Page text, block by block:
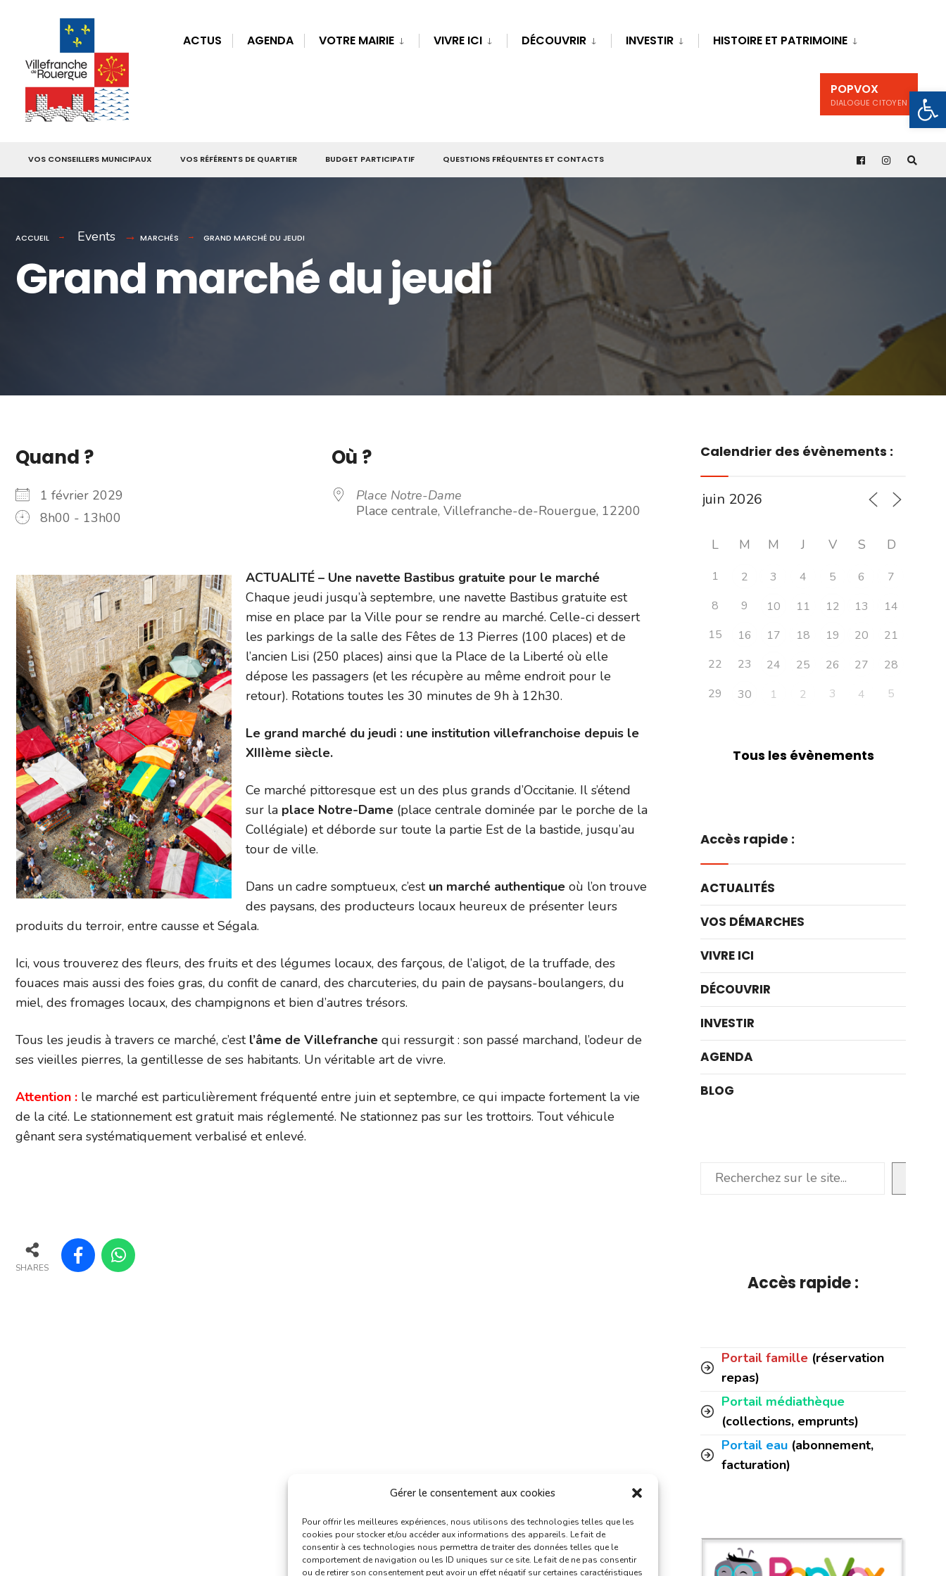
Gérer le consentement aux cookies
Pour offrir les meilleures expériences, nous utilisons des technologies telles que les
cookies pour stocker et/ou accéder aux informations des appareils. Le fait de
consentir à ces technologies nous permettra de traiter des données telles que le
comportement de navigation ou les ID uniques sur ce site. Le fait de ne pas consentir
ou de retirer son consentement peut avoir un effet négatif sur certaines caractéristiques
ACTUS AGENDA VOTRE MAIRIE VIVRE ICI DÉCOUVRIR INVESTIR HISTOIRE ET PATRIMOINE
POPVOX
DIALOGUE CITOYEN
VOS CONSEILLERS MUNICIPAUX VOS RÉFÉRENTS DE QUARTIER BUDGET PARTICIPATIF QUESTIONS FRÉQUENTES ET CONTACTS
ACCUEIL Events MARCHÉS GRAND MARCHÉ DU JEUDI
Grand marché du jeudi
Quand ?
1 février 2029
8h00 - 13h00
Où ?
Place Notre-Dame
Place centrale, Villefranche-de-Rouergue, 12200
ACTUALITÉ – Une navette Bastibus gratuite pour le marché
Chaque jeudi jusqu’à septembre, une navette Bastibus gratuite est
mise en place par la Ville pour se rendre au marché. Celle-ci dessert
les parkings de la salle des Fêtes de 13 Pierres (100 places) et de
l’ancien Lisi (250 places) ainsi que la Place de la Liberté où elle
dépose les passagers (et les récupère au même endroit pour le
retour). Rotations toutes les 30 minutes de 9h à 12h30.
Le grand marché du jeudi : une institution villefranchoise depuis le
XIIIème siècle.
Ce marché pittoresque est un des plus grands d’Occitanie. Il s’étend
sur la place Notre-Dame (place centrale dominée par le porche de la
Collégiale) et déborde sur toute la partie Est de la bastide, jusqu’au
tour de ville.
Dans un cadre somptueux, c’estun marché authentique où l’on trouve
des paysans, des producteurs locaux heureux de présenter leurs
produits du terroir, entre causse et Ségala.
Ici, vous trouverez des fleurs, des fruits et des légumes locaux, des farçous, de l’aligot, de la truffade, des
fouaces mais aussi des foies gras, du confit de canard, des charcuteries, du pain de paysans-boulangers, du
miel, des fromages locaux, des champignons et bien d’autres trésors.
Tous les jeudis à travers ce marché, c’est l’âme de Villefranche qui ressurgit : son passé marchand, l’odeur de
ses vieilles pierres, la gentillesse de ses habitants. Un véritable art de vivre.
Attention : le marché est particulièrement fréquenté entre juin et septembre, ce qui impacte fortement la vie
de la cité. Le stationnement est gratuit mais réglementé. Ne stationnez pas sur les trottoirs. Tout véhicule
gênant sera systématiquement verbalisé et enlevé.
SHARES
Calendrier des évènements :
L M M J V S D
1 2 3 4 5 6
7
8
9 10 11 12 13
14
15
16 17 18 19 20
21
22
23 24 25 26 27
28
29
30 1 2 3 4 5
Tous les évènements
Accès rapide :
ACTUALITÉS
VOS DÉMARCHES
VIVRE ICI
DÉCOUVRIR
INVESTIR
AGENDA
BLOG
Rechercher
Accès rapide :
Portail famille (réservation
repas)
Portail médiathèque
(collections, emprunts)
Portail eau (abonnement,
facturation)